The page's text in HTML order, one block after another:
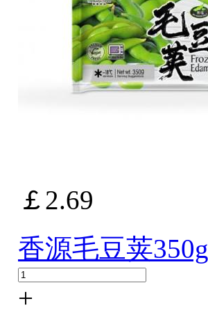
￡2.69
香源毛豆荚350g
+